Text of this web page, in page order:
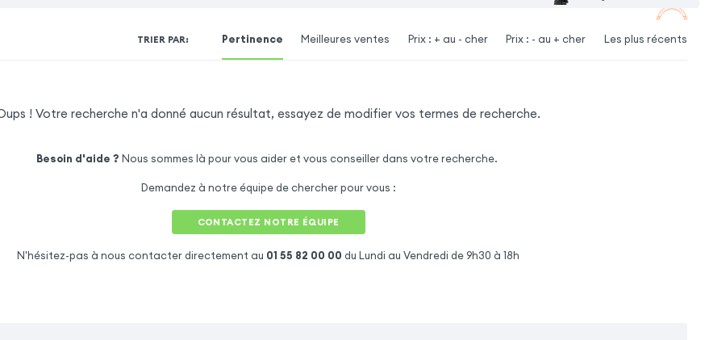
TRIER PAR: Pertinence Meilleures ventes Prix : + au - cher Prix : - au + cher Les plus récents
! Votre recherche n'a donné aucun résultat, essayez de modifier vos termes de recherche.
Besoin d'aide ? Nous sommes là pour vous aider et vous conseiller dans votre recherche.
Demandez à notre équipe de chercher pour vous :
CONTACTEZ NOTRE ÉQUIPE
N'hésitez-pas à nous contacter directement au 01 55 82 00 00 du Lundi au Vendredi de 9h30 à 18h